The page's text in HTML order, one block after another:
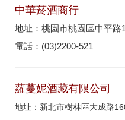
中華菸酒商行
地址：桃園市桃園區中平路
電話：(03)2200-521
蘿蔓妮酒藏有限公司
地址：新北市樹林區大成路